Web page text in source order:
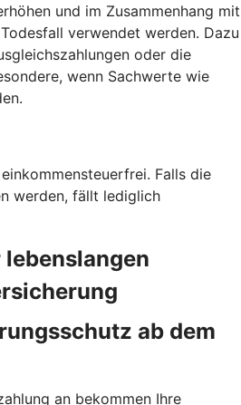
und im Zusammenhang mit
verwendet werden. Dazu
oder die
wenn Sachwerte wie
Falls die
werden, fällt lediglich
ab dem
an bekommen Ihre